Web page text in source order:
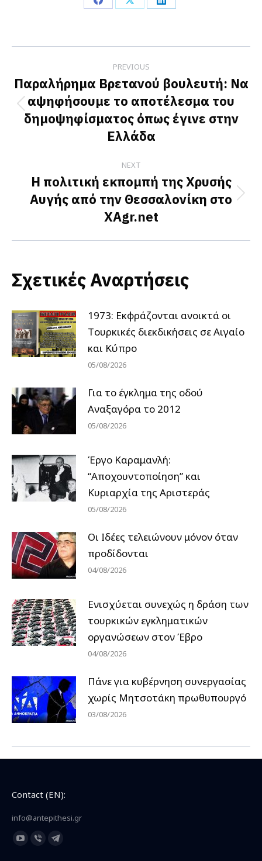
Share
Facebook
Share
X
Share
LinkedIn
navigation
PREVIOUS
Previous
post:
Παραλήρημα Βρετανού βουλευτή: Να
αψηφήσουμε το αποτέλεσμα του
δημοψηφίσματος όπως έγινε στην
Ελλάδα
NEXT
Next
post:
Η πολιτική εκπομπή της Χρυσής
Αυγής από την Θεσσαλονίκη στο
XAgr.net
Σχετικές Αναρτήσεις
1973: Εκφράζονται ανοικτά οι
Tουρκικές διεκδικήσεις σε Αιγαίο
και Κύπρο
05/08/2026
Για το έγκλημα της οδού
Αναξαγόρα το 2012
05/08/2026
Έργο Καραμανλή:
“Αποχουντοποίηση” και
Κυριαρχία της Αριστεράς
05/08/2026
Οι Ιδέες τελειώνουν μόνον όταν
προδίδονται
04/08/2026
Ενισχύεται συνεχώς η δράση των
τουρκικών εγκληματικών
οργανώσεων στον Έβρο
04/08/2026
Πάνε για κυβέρνηση συνεργασίας
χωρίς Μητσοτάκη πρωθυπουργό
03/08/2026
Contact (EN):
info@antepithesi.gr
Find us on:
YouTubeViberTelegram